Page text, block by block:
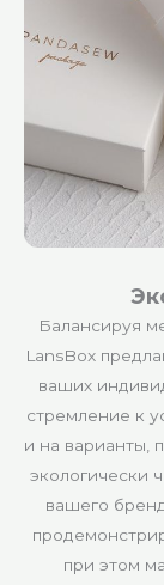
Балансируя
LansBox
ваших
стремление к
и на варианты,
экологически
вашего
при этом